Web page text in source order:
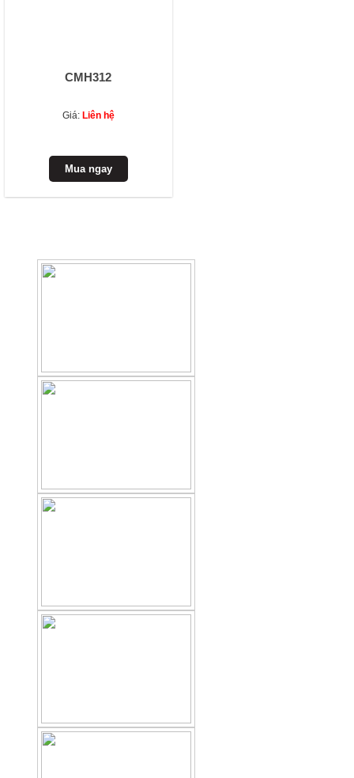
CMH312
Giá: Liên hệ